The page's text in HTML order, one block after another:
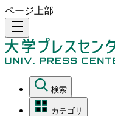
ページ上部
density_medium
検索
カテゴリ